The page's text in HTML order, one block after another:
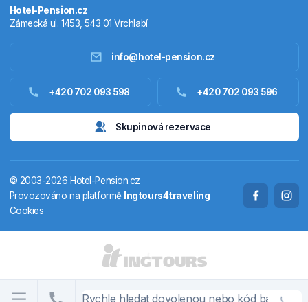
Ubytování zahraniční
Termály
Chaty a chalupy
DE
Hotel-Pension.cz
Zámecká ul. 1453, 543 01 Vrchlabí
info@hotel-pension.cz
+420 702 093 598 +420 702 093 596
Skupinová rezervace
© 2003-2026 Hotel-Pension.cz
Provozováno na platformě Ingtours4traveling
Cookies